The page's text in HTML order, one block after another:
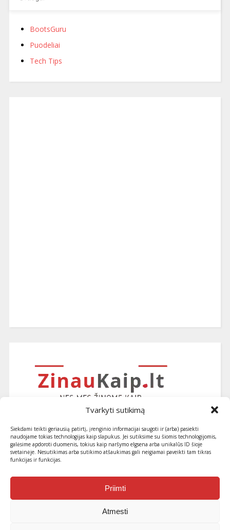
Tvarkyti sutikimą
Siekdami teikti geriausią patirtį, įrenginio informacijai saugoti ir (arba) pasiekti
naudojame tokias technologijas kaip slapukus. Jei sutiksime su šiomis technologijomis,
galėsime apdoroti duomenis, tokius kaip naršymo elgsena arba unikalūs ID šioje
svetainėje. Nesutikimas arba sutikimo atšaukimas gali neigiamai paveikti tam tikras
funkcijas ir funkcijas.
Priimti
Atmesti
BootsGuru
Puodeliai
Tech Tips
Užsiprenumeruokite naujausius
straipsnius ir patarimus